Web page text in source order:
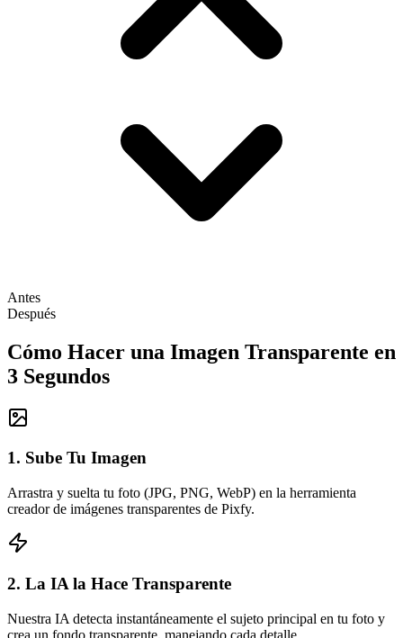
Antes
Después
Cómo Hacer una Imagen Transparente en
3 Segundos
1. Sube Tu Imagen
Arrastra y suelta tu foto (JPG, PNG, WebP) en la herramienta
creador de imágenes transparentes de Pixfy.
2. La IA la Hace Transparente
Nuestra IA detecta instantáneamente el sujeto principal en tu foto y
crea un fondo transparente, manejando cada detalle